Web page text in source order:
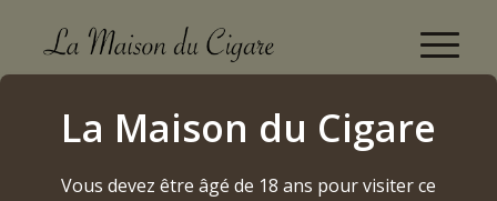
Montecristo Petit n°2 2024
Accueil / Etiquette: Montecristo Petit n°2 2024
La Maison du Cigare
Vous devez être âgé de 18 ans pour visiter ce